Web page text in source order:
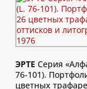
ЭРТЕ Серия
76-101).
цветных